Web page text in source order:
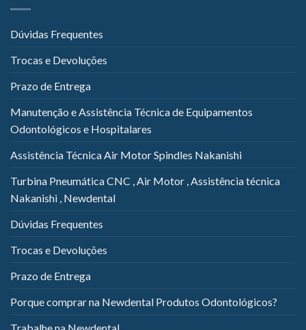
Dúvidas Frequentes
Trocas e Devoluções
Prazo de Entrega
Manutenção e Assistência Técnica de Equipamentos
Odontológicos e Hospitalares
Assistência Técnica Air Motor Spindles Nakanishi
Turbina Pneumática CNC , Air Motor , Assistência técnica
Nakanishi , Newdental
Dúvidas Frequentes
Trocas e Devoluções
Prazo de Entrega
Porque comprar na Newdental Produtos Odontológicos?